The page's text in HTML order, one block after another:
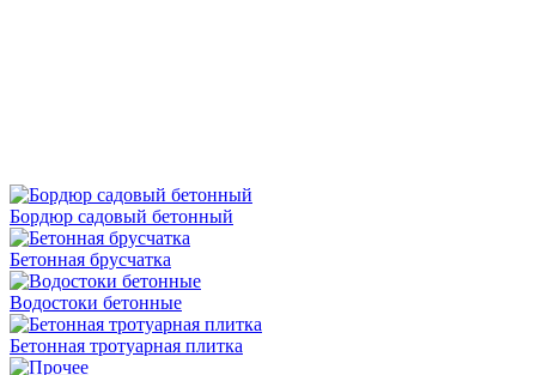
Бордюр садовый бетонный
Бетонная брусчатка
Водостоки бетонные
Бетонная тротуарная плитка